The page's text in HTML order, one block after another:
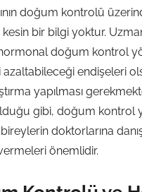
doğum kontrolü
kesin bir bilgi yoktur.
doğum kontrol
azaltabileceği endişeleri
yapılması
gibi, doğum kontrol
doktorlarına
önemlidir.